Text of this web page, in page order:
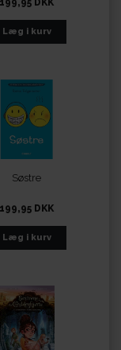
199,95 DKK
Søstre
199,95 DKK